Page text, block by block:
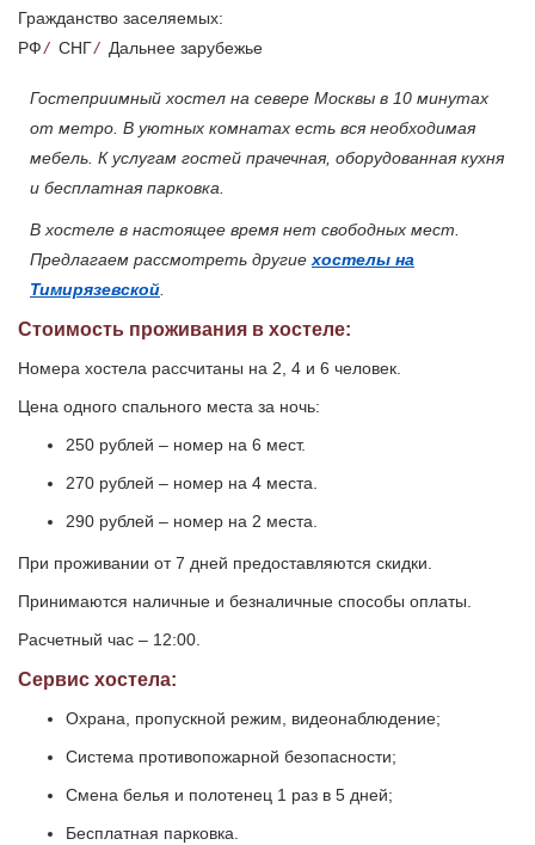
Гражданство заселяемых:
РФ/ СНГ/ Дальнее зарубежье
Гостеприимный хостел на севере Москвы в 10 минутах
от метро. В уютных комнатах есть вся необходимая
мебель. К услугам гостей прачечная, оборудованная кухня
и бесплатная парковка.
В хостеле в настоящее время нет свободных мест.
Предлагаем рассмотреть другиехостелы на
Тимирязевской.
Стоимость проживания в хостеле:
Номера хостела рассчитаны на 2, 4 и 6 человек.
Цена одного спального места за ночь:
250 рублей – номер на 6 мест.
270 рублей – номер на 4 места.
290 рублей – номер на 2 места.
При проживании от 7 дней предоставляются скидки.
Принимаются наличные и безналичные способы оплаты.
Расчетный час – 12:00.
Сервис хостела:
Охрана, пропускной режим, видеонаблюдение;
Система противопожарной безопасности;
Смена белья и полотенец 1 раз в 5 дней;
Бесплатная парковка.